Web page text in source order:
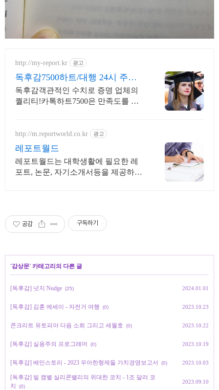
http://my-report.kr 광고
독후감7500하트/대행 24시 주말
상담 가능 저렴
독후감객관적인 수치로 증명 업체의
퀄리티!카톡하트7500은 만족도를 증
모든 문서/24시진행
http://m.reportworld.co.kr 광고
레포트월드
레포트월드는 대학생활에 필요한 레
포트, 논문, 자기소개서등을 제공하는
공감 구독하기
'감상문' 카테고리의 다른 글
[독후감] 넛지 Nudge (25) 2024.01.01
[독후감] 김훈 에세이 - 자전거 여행 (0) 2023.10.23
콘크리트 유토피아 다음 소희 그리고 세월호 (0) 2023.10.22
[독후감] 실용주의 프로그래머 (0) 2023.10.19
[독후감] 배민스토리 - 2023 우아한형제들 가치경영보고서 (0) 2023.10.03
[독후감] 빌 캠벨 실리콘밸리의 위대한 코치 - 1조 달러 코
치
(0)
2023.09.10